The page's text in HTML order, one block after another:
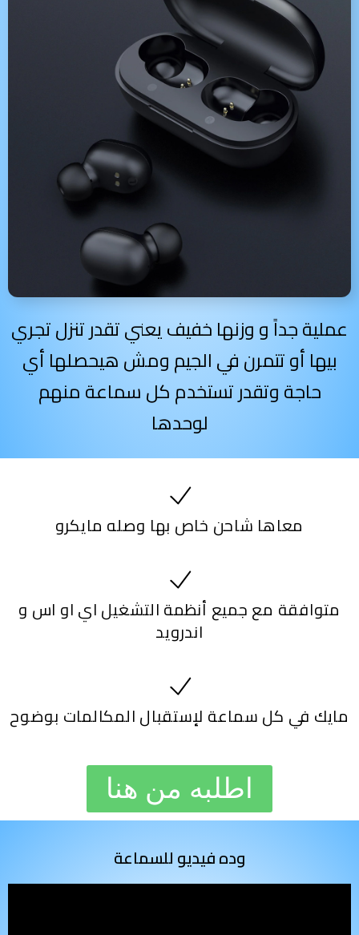
عملية جداً و وزنها خفيف يعني تقدر تنزل تجري
بيها أو تتمرن في الجيم ومش هيحصلها أي
حاجة وتقدر تستخدم كل سماعة منهم
لوحدها
معاها شاحن خاص بها وصله مايكرو
متوافقة مع جميع أنظمة التشغيل اي او اس و
اندرويد
مايك في كل سماعة لإستقبال المكالمات بوضوح
اطلبه من هنا
وده فيديو للسماعة